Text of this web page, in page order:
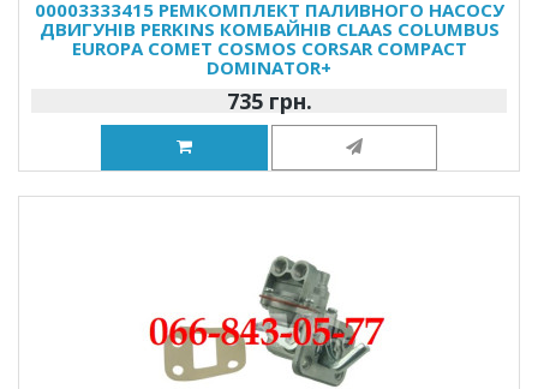
00003333415 РЕМКОМПЛЕКТ ПАЛИВНОГО НАСОСУ
ДВИГУНІВ PERKINS КОМБАЙНІВ CLAAS COLUMBUS
EUROPA COMET COSMOS CORSAR COMPACT
DOMINATOR+
735 грн.